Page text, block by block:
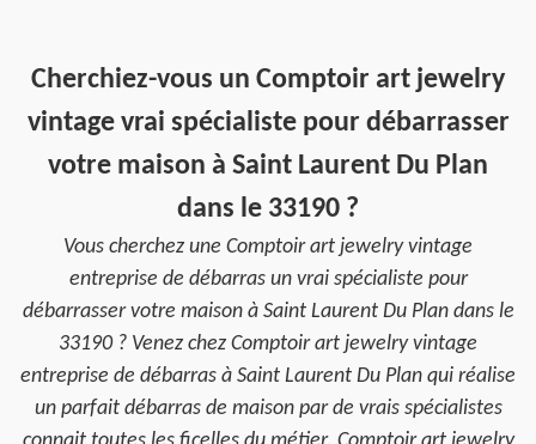
Cherchiez-vous un Comptoir art jewelry
vintage vrai spécialiste pour débarrasser
votre maison à Saint Laurent Du Plan
dans le 33190 ?
Vous cherchez une Comptoir art jewelry vintage
entreprise de débarras un vrai spécialiste pour
débarrasser votre maison à Saint Laurent Du Plan dans le
33190 ? Venez chez Comptoir art jewelry vintage
entreprise de débarras à Saint Laurent Du Plan qui réalise
un parfait débarras de maison par de vrais spécialistes